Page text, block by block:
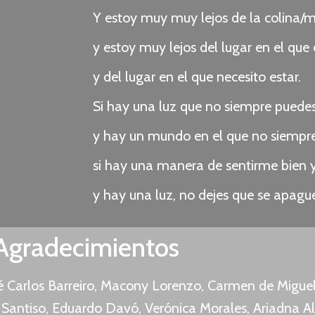
Y estoy muy muy lejos de la colina/
y estoy muy lejos del lugar en el que
y del lugar en el que necesito estar.
Si hay una luz que no siempre
y hay un mundo en el que no
si hay una manera de sentirme bien
y hay una luz, no dejes que se
Barreiro, Macony Lorenzo, Carmen de
Eduardo Davó, Verónica Morales, Ariadna